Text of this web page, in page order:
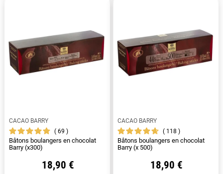
régaler vos proches avec des créations au chocolat
irrésistibles.
CACAO BARRY
69
Bâtons boulangers en chocolat
Barry (x300)
18,90 €
CACAO BARRY
118
Bâtons boulangers en chocolat
Barry (x 500)
18,90 €